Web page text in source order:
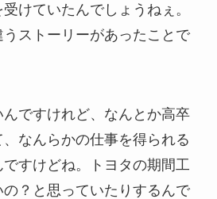
けていたんでしょうねぇ。
ストーリーがあったことで
んですけれど、なんとか高卒
なんらかの仕事を得られる
すけどね。トヨタの期間工
？と思っていたりするんで